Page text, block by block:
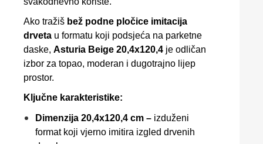
Ako tražiš bež podne pločice imitacija
drveta u formatu koji podsjeća na parketne
daske, Asturia Beige 20,4x120,4 je odličan
izbor za topao, moderan i dugotrajno lijep
prostor.
Ključne karakteristike:
Dimenzija 20,4x120,4 cm – izduženi
format koji vjerno imitira izgled drvenih